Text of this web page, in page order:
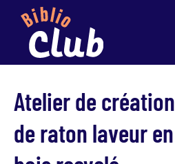
Atelier de création
de raton laveur en